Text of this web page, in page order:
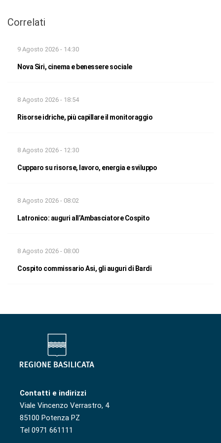
Correlati
9 Agosto 2026 - 14:30
Nova Siri, cinema e benessere sociale
8 Agosto 2026 - 18:54
Risorse idriche, più capillare il monitoraggio
8 Agosto 2026 - 12:30
Cupparo su risorse, lavoro, energia e sviluppo
8 Agosto 2026 - 08:02
Latronico: auguri all’Ambasciatore Cospito
8 Agosto 2026 - 08:00
Cospito commissario Asi, gli auguri di Bardi
Contatti e indirizzi
Viale Vincenzo Verrastro, 4
85100 Potenza PZ
Tel 0971 661111